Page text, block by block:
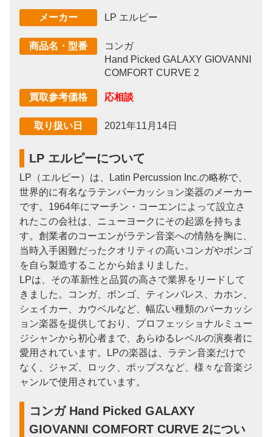
メーカー LP エルピー
商品名・型番
コンガ
Hand Picked GALAXY GIOVANNI
COMFORT CURVE 2
買取参考価格 応相談
取り扱い日 2021年11月14日
LP エルピーについて
LP（エルピー）は、Latin Percussion Inc.の略称で、
世界的に有名なラテンパーカッション楽器のメーカー
です。1964年にマーチン・コーエンによって設立さ
れたこの会社は、ニューヨークにその起源を持ちま
す。創業者のコーエンがラテン音楽への情熱を胸に、
当時入手困難だったクオリティの高いコンガやボンゴ
を自ら製造することから始まりました。
LPは、その革新性と品質の高さで業界をリードして
きました。コンガ、ボンゴ、ティンバレス、カホン、
シェイカー、カウベルなど、幅広い種類のパーカッシ
ョン楽器を提供しており、プロフェッショナルミュー
ジシャンから初心者まで、あらゆるレベルの演奏者に
愛用されています。LPの楽器は、ラテン音楽だけで
なく、ジャズ、ロック、ポップスなど、様々な音楽ジ
ャンルで使用されています。
コンガ Hand Picked GALAXY
GIOVANNI COMFORT CURVE 2につい